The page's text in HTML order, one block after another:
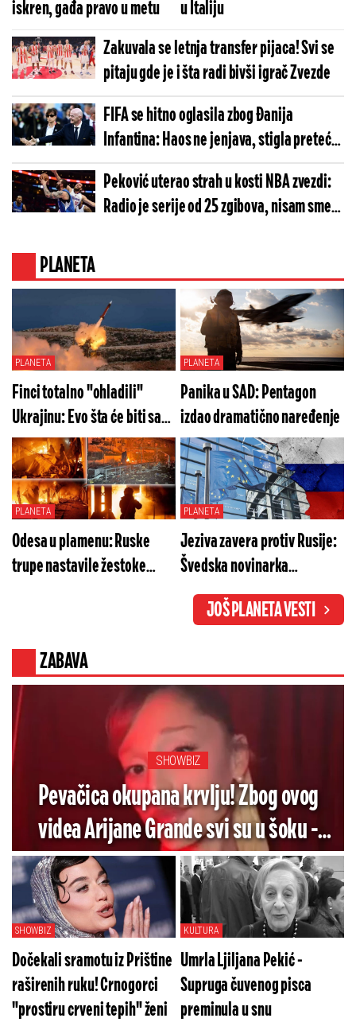
iskren, gađa pravo u metu
u Italiju
Zakuvala se letnja transfer pijaca! Svi se
pitaju gde je i šta radi bivši igrač Zvezde
FIFA se hitno oglasila zbog Đanija
Infantina: Haos ne jenjava, stigla preteća
poruka
Peković uterao strah u kosti NBA zvezdi:
Radio je serije od 25 zgibova, nisam smeo
PLANETA
PLANETA
Finci totalno "ohladili"
Ukrajinu: Evo šta će biti sa
sistermimima "patriot"
PLANETA
Panika u SAD: Pentagon
izdao dramatično naređenje
PLANETA
Odesa u plamenu: Ruske
trupe nastavile žestoke
PLANETA
Jeziva zavera protiv Rusije:
Švedska novinarka
razotkrila mračnu pozadinu
briselske taktike
JOŠ PLANETA VESTI
ZABAVA
SHOWBIZ
Pevačica okupana krvlju! Zbog ovog
videa Arijane Grande svi su u šoku -
Pogledajte koliko je jezivo (VIDEO)
SHOWBIZ
Dočekali sramotu iz Prištine
raširenih ruku! Crnogorci
"prostiru crveni tepih" ženi
KULTURA
Umrla Ljiljana Pekić -
Supruga čuvenog pisca
preminula u snu